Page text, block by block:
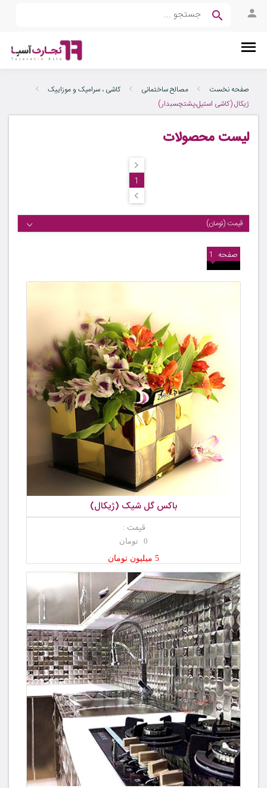
صفحه نخست مصالح ساختمانی
کاشی ، سرامیک و موزاییک
ژیکال (کاشی استیل،پشتچسبدار)
لیست محصولات
1
قیمت (تومان)
صفحه 1
باکس گل شیک (ژیکال)
قیمت :
0 تومان
5 میلیون تومان